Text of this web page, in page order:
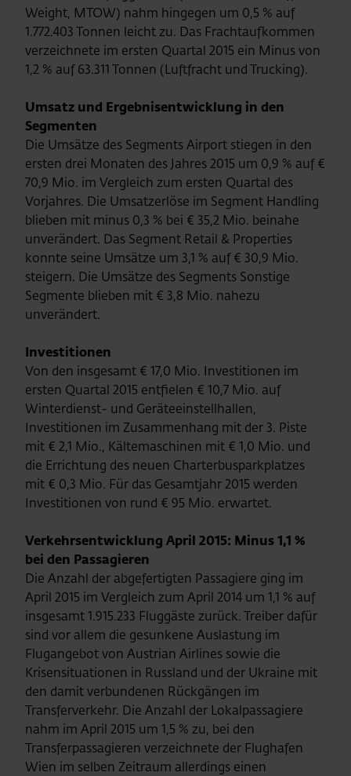
Weight, MTOW) nahm hingegen um 0,5 % auf
1.772.403 Tonnen leicht zu. Das Frachtaufkommen
verzeichnete im ersten Quartal 2015 ein Minus von
1,2 % auf 63.311 Tonnen (Luftfracht und Trucking).
Umsatz und Ergebnisentwicklung in den
Segmenten
Die Umsätze des Segments Airport stiegen in den
ersten drei Monaten des Jahres 2015 um 0,9 % auf €
70,9 Mio. im Vergleich zum ersten Quartal des
Vorjahres. Die Umsatzerlöse im Segment Handling
blieben mit minus 0,3 % bei € 35,2 Mio. beinahe
unverändert. Das Segment Retail & Properties
konnte seine Umsätze um 3,1 % auf € 30,9 Mio.
steigern. Die Umsätze des Segments Sonstige
Segmente blieben mit € 3,8 Mio. nahezu
unverändert.
Investitionen
Von den insgesamt € 17,0 Mio. Investitionen im
ersten Quartal 2015 entfielen € 10,7 Mio. auf
Winterdienst- und Geräteeinstellhallen,
Investitionen im Zusammenhang mit der 3. Piste
mit € 2,1 Mio., Kältemaschinen mit € 1,0 Mio. und
die Errichtung des neuen Charterbusparkplatzes
mit € 0,3 Mio. Für das Gesamtjahr 2015 werden
Investitionen von rund € 95 Mio. erwartet.
Verkehrsentwicklung April 2015: Minus 1,1 %
bei den Passagieren
Die Anzahl der abgefertigten Passagiere ging im
April 2015 im Vergleich zum April 2014 um 1,1 % auf
insgesamt 1.915.233 Fluggäste zurück. Treiber dafür
sind vor allem die gesunkene Auslastung im
Flugangebot von Austrian Airlines sowie die
Krisensituationen in Russland und der Ukraine mit
den damit verbundenen Rückgängen im
Transferverkehr. Die Anzahl der Lokalpassagiere
nahm im April 2015 um 1,5 % zu, bei den
Transferpassagieren verzeichnete der Flughafen
Wien im selben Zeitraum allerdings einen